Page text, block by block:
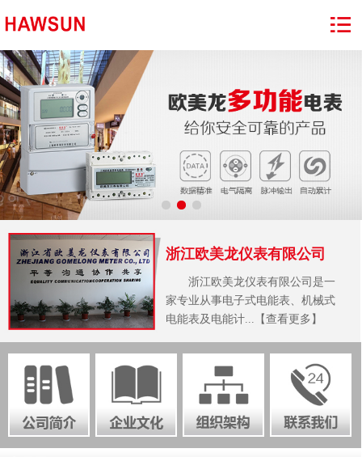
浙江欧美龙仪表有限公司
浙江欧美龙仪表有限公司是一
家专业从事电子式电能表、机械式
电能表及电能计...【查看更多】